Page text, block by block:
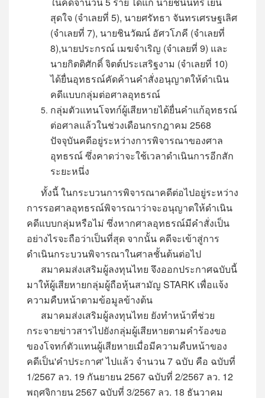
สุดใจ (จำเลยที่ 5), นายศรัทธา จันทรเศรษฐเลิศ
(จำเลยที่ 7), นายชินวัฒน์ อัศวโภคี (จำเลยที่
8),นายประกรณ์ เมฆจำเริญ (จำเลยที่ 9) และ
นายกิตติศักดิ์ จิตต์ประเสริฐงาม (จำเลยที่ 10)
ได้ยื่นอุทธรณ์คัดค้านคำสั่งอนุญาตให้ดำเนิน
คดีแบบกลุ่มต่อศาลอุทธรณ์
กลุ่มตัวแทนโจทก์ผู้เสียหายได้ยื่นคำแก้อุทธรณ์
ต่อศาลแล้วในช่วงเดือนกรกฎาคม 2568
ปัจจุบันคดีอยู่ระหว่างการพิจารณาของศาล
อุทธรณ์ ซึ่งคาดว่าจะใช้เวลาดำเนินการอีกสัก
ระยะหนึ่ง
ทั้งนี้ ในกระบวนการพิจารณาคดีต่อไปอยู่ระหว่าง
การรอศาลอุทธรณ์พิจารณาว่าจะอนุญาตให้ดำเนิน
คดีแบบกลุ่มหรือไม่ ซึ่งหากศาลอุทธรณ์มีคำสั่งเป็น
อย่างไรจะถือว่าเป็นที่สุด จากนั้น คดีจะเข้าสู่การ
ดำเนินกระบวนพิจารณาในศาลชั้นต้นต่อไป
สมาคมส่งเสริมผู้ลงทุนไทย จึงออกประกาศฉบับนี้
มาให้ผู้เสียหายกลุ่มผู้ถือหุ้นสามัญ STARK เพื่อแจ้ง
ความคืบหน้าตามข้อมูลข้างต้น
สมาคมส่งเสริมผู้ลงทุนไทย ยังทำหน้าที่ช่วย
กระจายข่าวสารไปยังกลุ่มผู้เสียหายตามคำร้องขอ
ของโจทก์ตัวแทนผู้เสียหายเมื่อมีความคืบหน้าของ
คดีเป็น'คำประกาศ' ไปแล้ว จำนวน 7 ฉบับ คือ ฉบับที่
1/2567 ลว. 19 กันยายน 2567 ฉบับที่ 2/2567 ลว. 12
พฤศจิกายน 2567 ฉบับที่ 3/2567 ลว. 18 ธันวาคม